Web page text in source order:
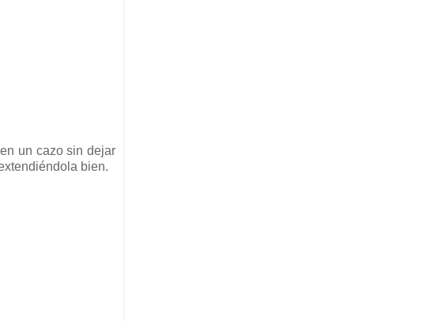
un cazo sin dejar
bien.